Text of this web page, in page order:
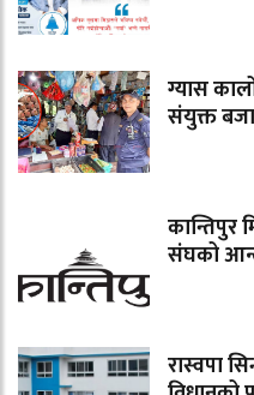
ग्यास
संयुक्त
कान्तिपुर
संघको
रास्वपा